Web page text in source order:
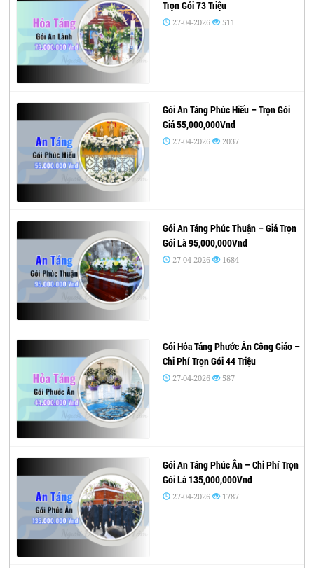
Trọn Gói 73 Triệu
27-04-2026 511
Gói An Táng Phúc Hiếu – Trọn Gói
Giá 55,000,000Vnđ
27-04-2026 2037
Gói An Táng Phúc Thuận – Giá Trọn
Gói Là 95,000,000Vnđ
27-04-2026 1684
Gói Hỏa Táng Phước Ân Công Giáo –
Chi Phí Trọn Gói 44 Triệu
27-04-2026 587
Gói An Táng Phúc Ân – Chi Phí Trọn
Gói Là 135,000,000Vnđ
27-04-2026 1787